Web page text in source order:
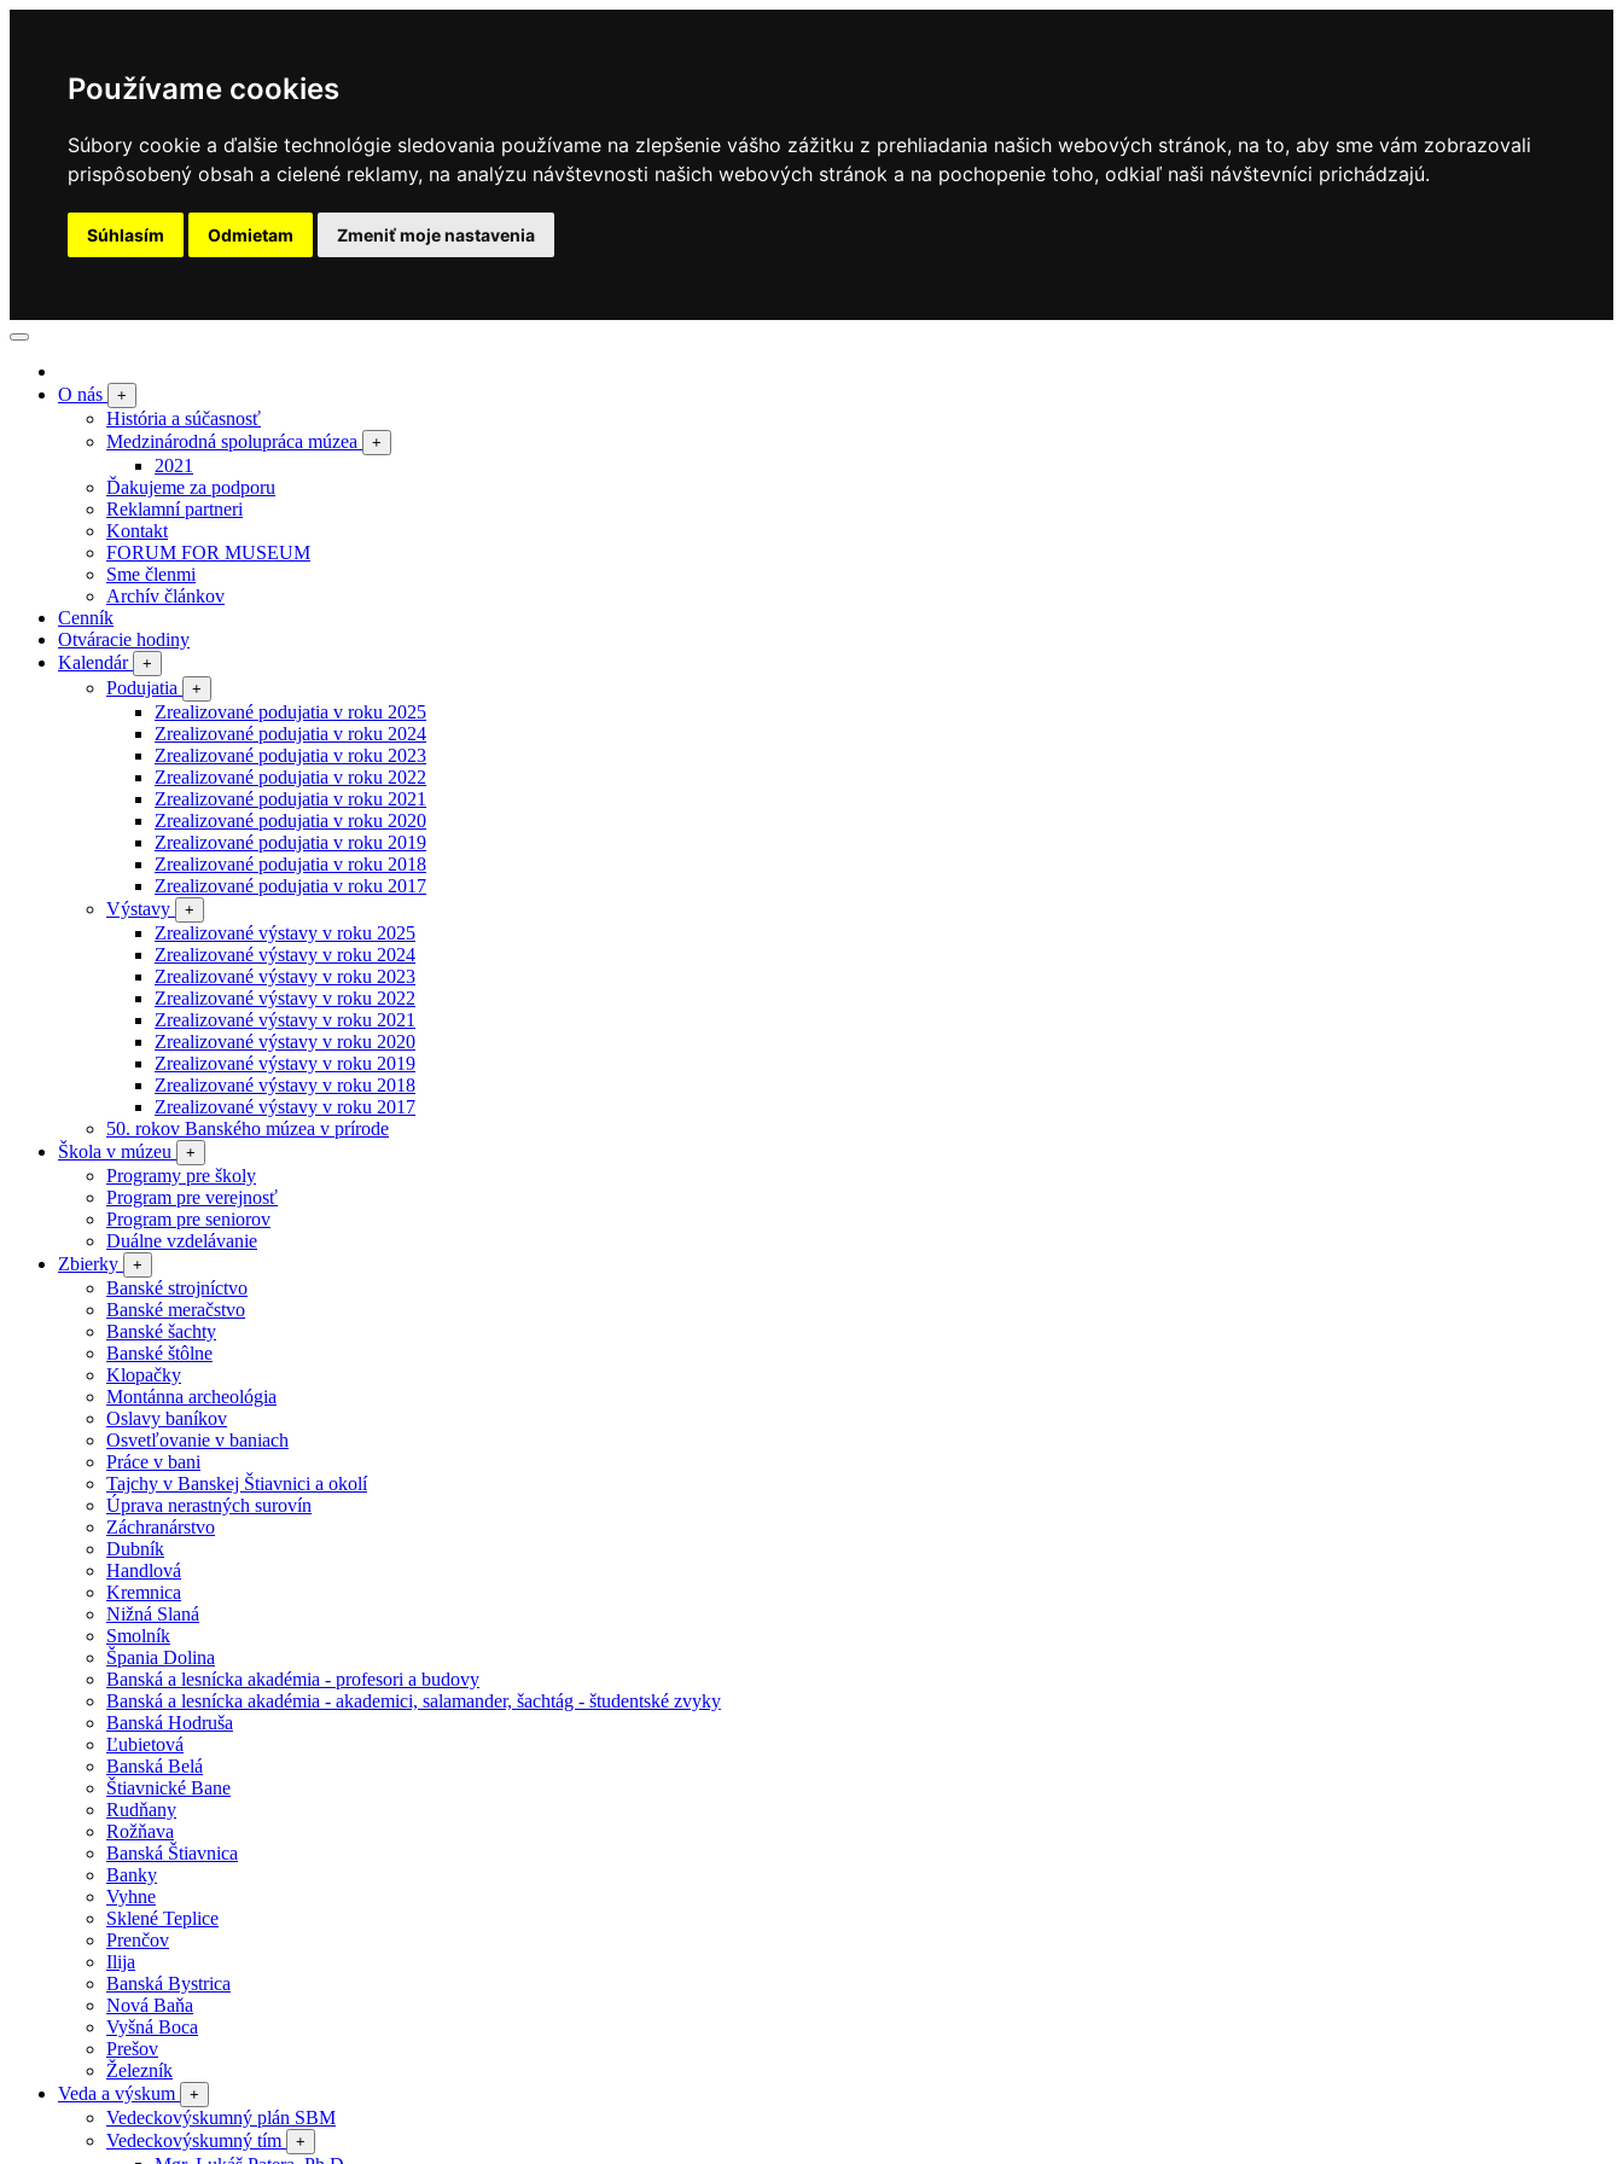
Používame cookies
Súbory cookie a ďalšie technológie sledovania používame na zlepšenie vášho zážitku z prehliadania našich webových stránok, na to, aby sme vám zobrazovali
prispôsobený obsah a cielené reklamy, na analýzu návštevnosti našich webových stránok a na pochopenie toho, odkiaľ naši návštevníci prichádzajú.
Súhlasím Odmietam Zmeniť moje nastavenia
O nás +
História a súčasnosť
Medzinárodná spolupráca múzea
+
2021
Ďakujeme za podporu
Reklamní partneri
Kontakt
FORUM FOR MUSEUM
Sme členmi
Archív článkov
Cenník
Otváracie hodiny
Kalendár
+
Podujatia +
Zrealizované podujatia v roku 2025
Zrealizované podujatia v roku 2024
Zrealizované podujatia v roku 2023
Zrealizované podujatia v roku 2022
Zrealizované podujatia v roku 2021
Zrealizované podujatia v roku 2020
Zrealizované podujatia v roku 2019
Zrealizované podujatia v roku 2018
Zrealizované podujatia v roku 2017
Výstavy
+
Zrealizované výstavy v roku 2025
Zrealizované výstavy v roku 2024
Zrealizované výstavy v roku 2023
Zrealizované výstavy v roku 2022
Zrealizované výstavy v roku 2021
Zrealizované výstavy v roku 2020
Zrealizované výstavy v roku 2019
Zrealizované výstavy v roku 2018
Zrealizované výstavy v roku 2017
50. rokov Banského múzea v prírode
Škola v múzeu
+
Programy pre školy
Program pre verejnosť
Program pre seniorov
Duálne vzdelávanie
Zbierky
+
Banské strojníctvo
Banské meračstvo
Banské šachty
Banské štôlne
Klopačky
Montánna archeológia
Oslavy baníkov
Osvetľovanie v baniach
Práce v bani
Tajchy v Banskej Štiavnici a okolí
Úprava nerastných surovín
Záchranárstvo
Dubník
Handlová
Kremnica
Nižná Slaná
Smolník
Špania Dolina
Banská a lesnícka akadémia - profesori a budovy
Banská a lesnícka akadémia - akademici, salamander, šachtág - študentské zvyky
Banská Hodruša
Ľubietová
Banská Belá
Štiavnické Bane
Rudňany
Rožňava
Banská Štiavnica
Banky
Vyhne
Sklené Teplice
Prenčov
Ilija
Banská Bystrica
Nová Baňa
Vyšná Boca
Prešov
Železník
Veda a výskum
+
Vedeckovýskumný plán SBM
Vedeckovýskumný tím
+